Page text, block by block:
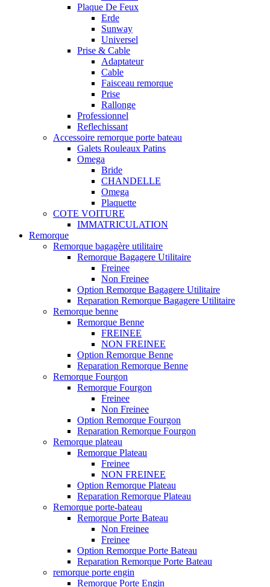
Plaque De Feux
Erde
Sunway
Universel
Prise & Cable
Adaptateur
Cable
Faisceau remorque
Prise
Rallonge
Professionnel
Reflechissant
Accessoire remorque porte bateau
Galets Rouleaux Patins
Omega
Bride
CHANDELLE
Omega
Plaquette
COTE VOITURE
IMMATRICULATION
Remorque
Remorque bagagère utilitaire
Remorque Bagagere Utilitaire
Freinee
Non Freinee
Option Remorque Bagagere Utilitaire
Reparation Remorque Bagagere Utilitaire
Remorque benne
Remorque Benne
FREINEE
NON FREINEE
Option Remorque Benne
Reparation Remorque Benne
Remorque Fourgon
Remorque Fourgon
Freinee
Non Freinee
Option Remorque Fourgon
Reparation Remorque Fourgon
Remorque plateau
Remorque Plateau
Freinee
NON FREINEE
Option Remorque Plateau
Reparation Remorque Plateau
Remorque porte-bateau
Remorque Porte Bateau
Non Freinee
Freinee
Option Remorque Porte Bateau
Reparation Remorque Porte Bateau
remorque porte engin
Remorque Porte Engin